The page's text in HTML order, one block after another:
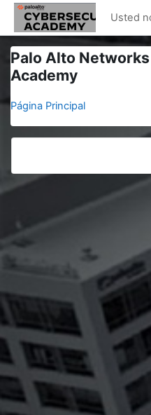
Salta al contenido principal
Usted
Palo Alto
Academy
Página Principal
Bloques
Bloques